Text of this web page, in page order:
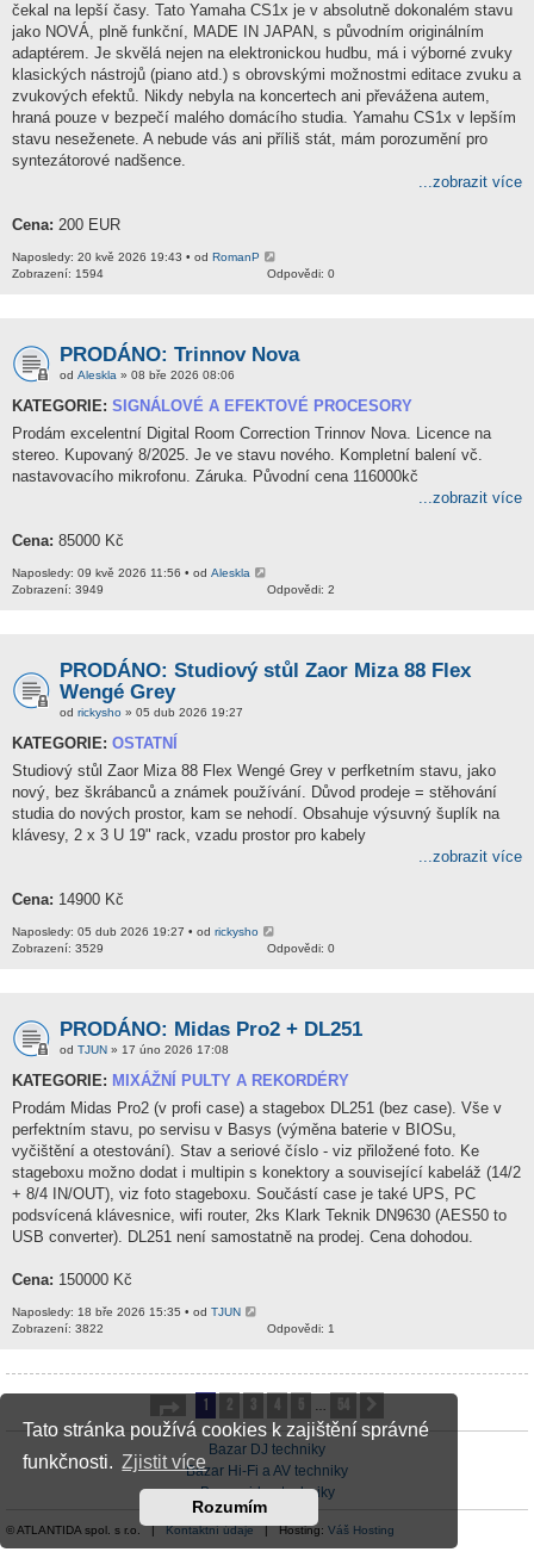
Tato stránka používá cookies k zajištění správné
funkčnosti. Zjistit více
Rozumím
čekal na lepší časy. Tato Yamaha CS1x je v absolutně dokonalém stavu
jako NOVÁ, plně funkční, MADE IN JAPAN, s původním originálním
adaptérem. Je skvělá nejen na elektronickou hudbu, má i výborné zvuky
klasických nástrojů (piano atd.) s obrovskými možnostmi editace zvuku a
zvukových efektů. Nikdy nebyla na koncertech ani převážena autem,
hraná pouze v bezpečí malého domácího studia. Yamahu CS1x v lepším
stavu neseženete. A nebude vás ani příliš stát, mám porozumění pro
syntezátorové nadšence.
...zobrazit více
Cena: 200 EUR
Naposledy: 20 kvě 2026 19:43 • od RomanP
Odpovědi: 0
Zobrazení: 1594
PRODÁNO: Trinnov Nova
od Aleskla » 08 bře 2026 08:06
KATEGORIE: SIGNÁLOVÉ A EFEKTOVÉ PROCESORY
Prodám excelentní Digital Room Correction Trinnov Nova. Licence na
stereo. Kupovaný 8/2025. Je ve stavu nového. Kompletní balení vč.
nastavovacího mikrofonu. Záruka. Původní cena 116000kč
...zobrazit více
Cena: 85000 Kč
Naposledy: 09 kvě 2026 11:56 • od Aleskla
Odpovědi: 2
Zobrazení: 3949
PRODÁNO: Studiový stůl Zaor Miza 88 Flex
Wengé Grey
od rickysho » 05 dub 2026 19:27
KATEGORIE: OSTATNÍ
Studiový stůl Zaor Miza 88 Flex Wengé Grey v perfketním stavu, jako
nový, bez škrábanců a známek používání. Důvod prodeje = stěhování
studia do nových prostor, kam se nehodí. Obsahuje výsuvný šuplík na
klávesy, 2 x 3 U 19" rack, vzadu prostor pro kabely
...zobrazit více
Cena: 14900 Kč
Naposledy: 05 dub 2026 19:27 • od rickysho
Odpovědi: 0
Zobrazení: 3529
PRODÁNO: Midas Pro2 + DL251
od TJUN » 17 úno 2026 17:08
KATEGORIE: MIXÁŽNÍ PULTY A REKORDÉRY
Prodám Midas Pro2 (v profi case) a stagebox DL251 (bez case). Vše v
perfektním stavu, po servisu v Basys (výměna baterie v BIOSu,
vyčištění a otestování). Stav a seriové číslo - viz přiložené foto. Ke
stageboxu možno dodat i multipin s konektory a související kabeláž (14/2
+ 8/4 IN/OUT), viz foto stageboxu. Součástí case je také UPS, PC
podsvícená klávesnice, wifi router, 2ks Klark Teknik DN9630 (AES50 to
USB converter). DL251 není samostatně na prodej. Cena dohodou.
Cena: 150000 Kč
Naposledy: 18 bře 2026 15:35 • od TJUN
Odpovědi: 1
Zobrazení: 3822
Stránka 1z 54
1 2 3 4 54
Bazar DJ techniky
Bazar Hi-Fi a AV techniky
Bazar video techniky
© ATLANTIDA spol. s r.o. |Kontaktní údaje| Hosting: Váš Hosting